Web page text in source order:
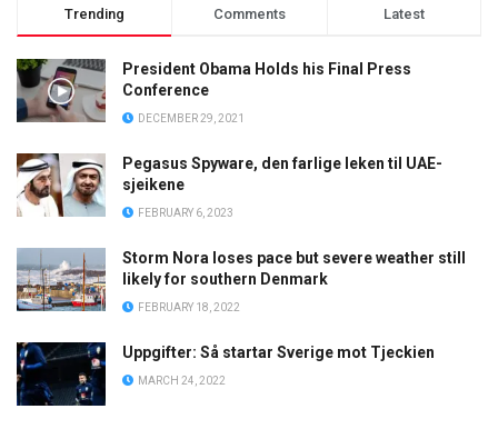
Trending Comments Latest
President Obama Holds his Final Press
Conference
DECEMBER 29, 2021
Pegasus Spyware, den farlige leken til UAE-
sjeikene
FEBRUARY 6, 2023
Storm Nora loses pace but severe weather still
likely for southern Denmark
FEBRUARY 18, 2022
Uppgifter: Så startar Sverige mot Tjeckien
MARCH 24, 2022